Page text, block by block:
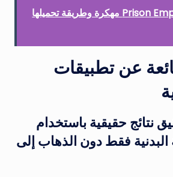
لعبة Prison Empire Tycoon مهكرة وطريقة تحميلها
عن تطبيقات
نتائج حقيقية باستخدام
البدنية فقط دون الذهاب إلى